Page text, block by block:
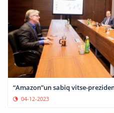
“Amazon”un sabiq vitse-
04-12-2023